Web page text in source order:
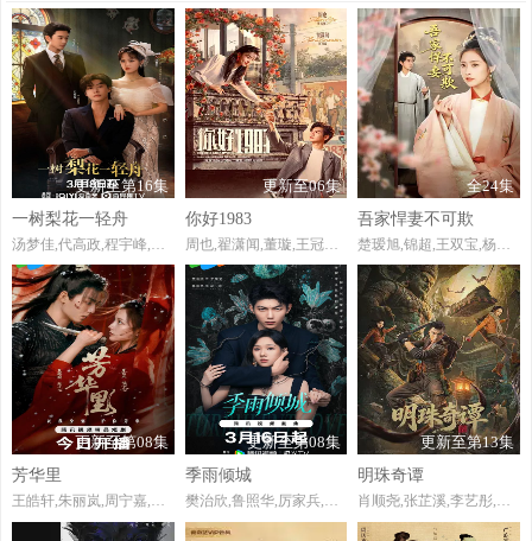
更新至第16集
一树梨花一轻舟
更新至06集
你好1983
周也,翟潇闻,董璇,王冠逸,赵达,涂凌,蒋易,郑伟,林潇,樊霖锋,归亚蕾,张铎,斓曦,姜梓新,赵圆瑗,张双利,翁虹,吴岱融,舒耀瑄,苇青,艾东,胡小庭,李晓川,郭军,刘敏,杨明娜,王艺禅,节冰,王建新,郑奇
全24集
吾家悍妻不可欺
更新至第08集
芳华里
王皓轩,朱丽岚,周宁嘉,文景芝,周宇航,井凌潇,陈霖生
更新至第08集
季雨倾城
樊治欣,鲁照华,厉家兵,吴季峰,孙千予,侍宣如,钟煜霖,李红雨,周沛宸,肖慕尘,闵政,李耀景
更新至第13集
明珠奇谭
肖顺尧,张芷溪,李艺彤,李镇泽,信鹏,赵毅